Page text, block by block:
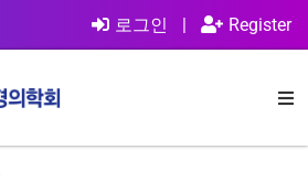
로그인 | Register